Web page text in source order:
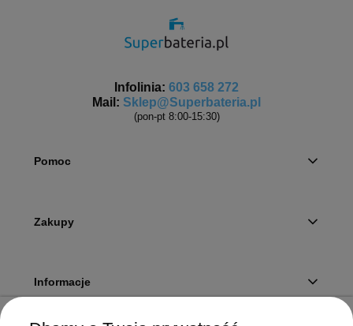
Infolinia: 603 658 272
Mail: Sklep@Superbateria.pl
(pon-pt 8:00-15:30)
Pomoc
Zakupy
Informacje